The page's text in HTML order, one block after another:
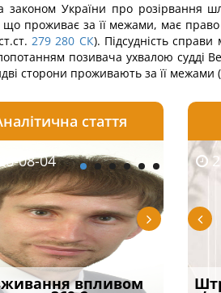
законом України про розірвання
проживає за її межами, має
279 280 СК). Підсудність
позивача ухвалою судді
сторони проживають за її межами
05 2026-
Чоловік
стаття
08-04
впливом
2026-07-23
під час